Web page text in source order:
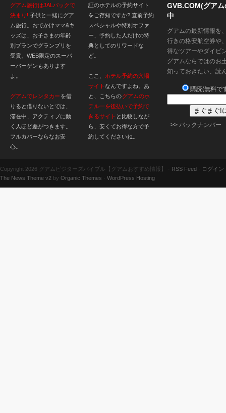
グアム旅行はJALパックで
決まり! 子供と一緒にグア
ム旅行。おでかけママ&キ
ッズは、お子さまの年齢
別プランでグランプリを
受賞。WEB限定のスーパ
ーバーゲンもあります
よ。
グアムでレンタカー を借
りると借りないとでは、
滞在中、アクティブに動
く人ほど差がつきます。
フルカバーならなお安
心。
証のホテルの予約サイト
をご存知ですか? 直前予約
スペシャルや特別オファ
ー、予約した人だけの特
典としてのリワードな
ど。
ここ、 ホテル予約の穴場
サイトなんですよね。あ
と、こちらのグアムのホ
テル一を後払いで予約で
きるサイト と比較しなが
ら、安くてお得な方で予
約してくださいね。
GVB.COM(グア
中
グアムの最新情報を
行きの格安航空券や
得なツアーやダイビ
グアムならではのお
知っておきたい、読
購読(無料で
>> バックナンバー
Copyright 2026 グアムビジターズバイブル【グアムおすすめ情報】 · RSS Feed · ログイン
The News Theme v2 by Organic Themes · WordPress Hosting